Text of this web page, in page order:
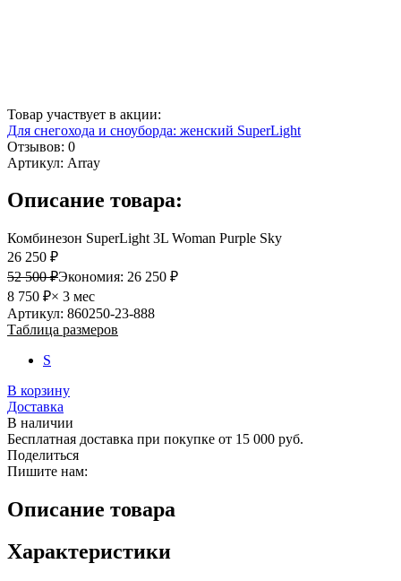
Товар участвует в акции:
Для снегохода и сноуборда: женский SuperLight
Отзывов: 0
Артикул: Array
Описание товара:
Комбинезон SuperLight 3L Woman Purple Sky
26 250 ₽
52 500 ₽Экономия: 26 250 ₽
8 750 ₽× 3 мес
Артикул: 860250-23-888
Таблица размеров
S
В корзину
Доставка
В наличии
Бесплатная доставка при покупке от 15 000 руб.
Поделиться
Пишите нам:
Описание товара
Характеристики